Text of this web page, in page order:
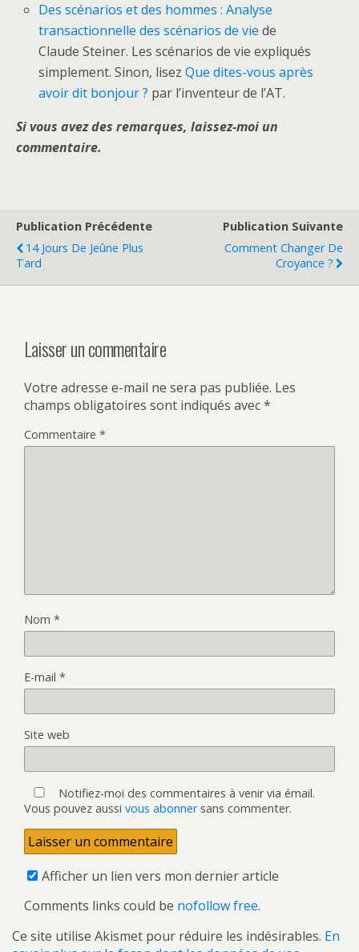
Des scénarios et des hommes : Analyse
transactionnelle des scénarios de vie de
Claude Steiner. Les scénarios de vie expliqués
simplement. Sinon, lisezQue dites-vous après
avoir dit bonjour ? par l’inventeur de l’AT.
Si vous avez des remarques, laissez-moi un
commentaire.
Publication Précédente
14 Jours De Jeûne Plus
Tard
Publication Suivante
Comment Changer De
Croyance ?
Laisser un commentaire
Votre adresse e-mail ne sera pas publiée. Les
champs obligatoires sont indiqués avec*
Commentaire *
Nom *
E-mail *
Site web
Notifiez-moi des commentaires à venir via émail.
Vous pouvez aussi vous abonnersans commenter.
Afficher un lien vers mon dernier article
Comments links could be nofollow free.
Ce site utilise Akismet pour réduire les indésirables. En